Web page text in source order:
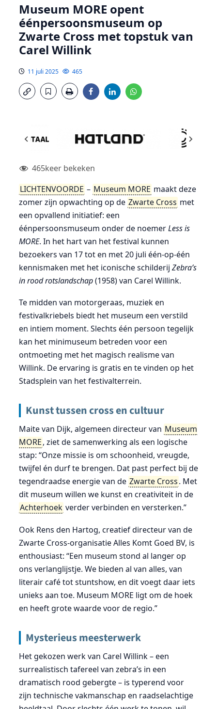
Museum MORE opent
éénpersoonsmuseum op
Zwarte Cross met topstuk van
Carel Willink
11 juli 2025 465
465keer bekeken
LICHTENVOORDE – Museum MORE maakt deze
zomer zijn opwachting op de Zwarte Cross met
een opvallend initiatief: een
éénpersoonsmuseum onder de noemerLess is
MORE. In het hart van het festival kunnen
bezoekers van 17 tot en met 20 juli één-op-één
kennismaken met het iconische schilderij Zebra’s
in rood rotslandschap(1958) van Carel Willink.
Te midden van motorgeraas, muziek en
festivalkriebels biedt het museum een verstild
en intiem moment. Slechts één persoon tegelijk
kan het minimuseum betreden voor een
ontmoeting met het magisch realisme van
Willink. De ervaring is gratis en te vinden op het
Stadsplein van het festivalterrein.
Kunst tussen cross en cultuur
Maite van Dijk, algemeen directeur van Museum
MORE, ziet de samenwerking als een logische
stap: “Onze missie is om schoonheid, vreugde,
twijfel én durf te brengen. Dat past perfect bij de
tegendraadse energie van de Zwarte Cross. Met
dit museum willen we kunst en creativiteit in de
Achterhoek verder verbinden en versterken.”
Ook Rens den Hartog, creatief directeur van de
Zwarte Cross-organisatie Alles Komt Goed BV, is
enthousiast: “Een museum stond al langer op
ons verlanglijstje. We bieden al van alles, van
literair café tot stuntshow, en dit voegt daar iets
unieks aan toe. Museum MORE ligt om de hoek
en heeft grote waarde voor de regio.”
Mysterieus meesterwerk
Het gekozen werk van Carel Willink – een
surrealistisch tafereel van zebra’s in een
dramatisch rood gebergte – is typerend voor
zijn technische vakmanschap en raadselachtige